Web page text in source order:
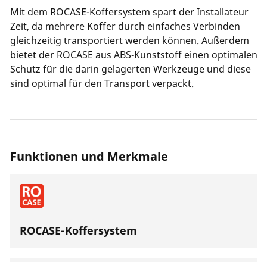
Mit dem ROCASE-Koffersystem spart der Installateur
Zeit, da mehrere Koffer durch einfaches Verbinden
gleichzeitig transportiert werden können. Außerdem
bietet der ROCASE aus ABS-Kunststoff einen optimalen
Schutz für die darin gelagerten Werkzeuge und diese
sind optimal für den Transport verpackt.
Funktionen und Merkmale
ROCASE-Koffersystem